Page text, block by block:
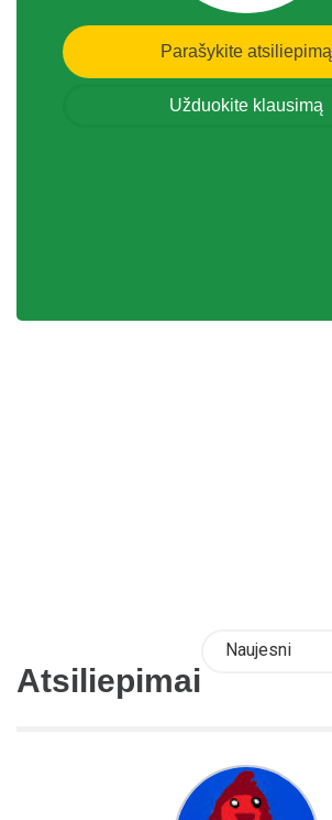
Parašykite atsiliepimą
Užduokite klausimą
Atsiliepimai
Naujesni